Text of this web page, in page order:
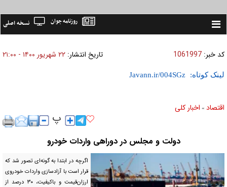
Toggle
نسخه اصلی روزنامه جوان
کد خبر: 1061997 تاریخ انتشار: ۲۲ شهريور ۱۴۰۰ - ۲۱:۰۰
لینک کوتاه:
اقتصاد » اخبار کلی
دولت و مجلس در دوراهی واردات خودرو
اگرچه در ابتدا به گونه‌ای تصور شد که
قرار است با آزاد‌سازی واردات خودروی
ارزان‌قیمت و باکیفیت، ۳۰ درصد از